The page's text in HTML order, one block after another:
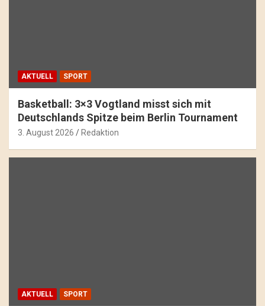
AKTUELL SPORT
Basketball: 3×3 Vogtland misst sich mit
Deutschlands Spitze beim Berlin Tournament
3. August 2026 Redaktion
AKTUELL SPORT